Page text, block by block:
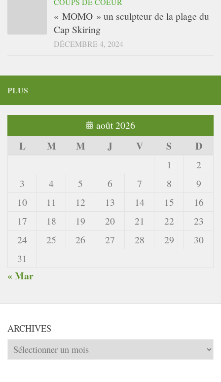
« MOMO » un sculpteur de la plage du
Cap Skiring
DÉCEMBRE 4, 2024
PLUS
août 2026
L M M J V S D
1
2
3
4 5 6 7 8
9
10
11 12 13 14 15
16
17
18 19 20 21 22
23
24
25 26 27 28 29
30
31
« Mar
ARCHIVES
Archives